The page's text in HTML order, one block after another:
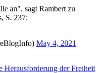
an", sagt Rambert zu
S. 237:
May 4, 2021